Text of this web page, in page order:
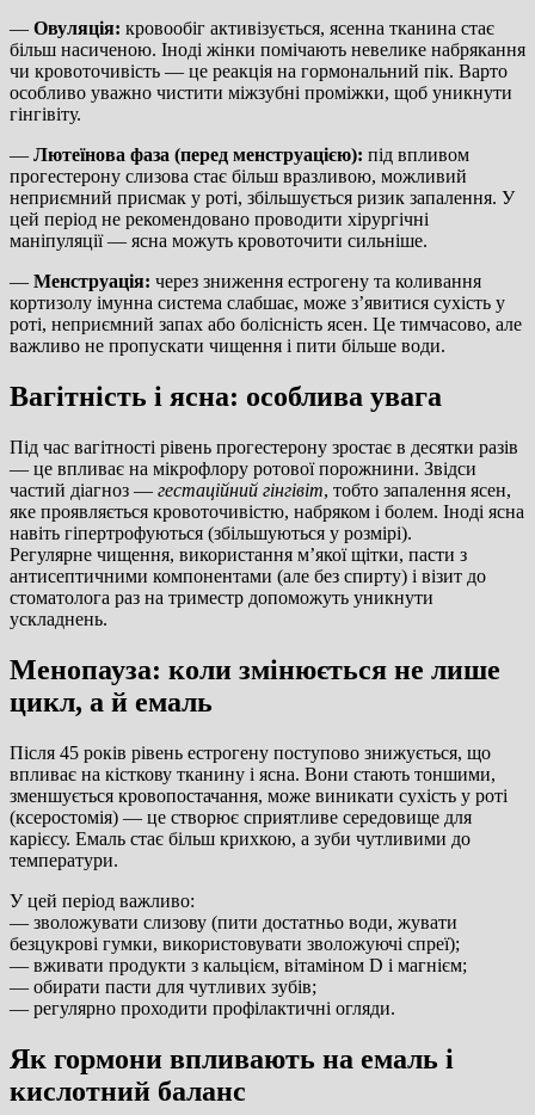
— Овуляція: кровообіг активізується, ясенна тканина стає
більш насиченою. Іноді жінки помічають невелике набрякання
чи кровоточивість — це реакція на гормональний пік. Варто
особливо уважно чистити міжзубні проміжки, щоб уникнути
гінгівіту.
— Лютеїнова фаза (перед менструацією): під впливом
прогестерону слизова стає більш вразливою, можливий
неприємний присмак у роті, збільшується ризик запалення. У
цей період не рекомендовано проводити хірургічні
маніпуляції — ясна можуть кровоточити сильніше.
— Менструація: через зниження естрогену та коливання
кортизолу імунна система слабшає, може з’явитися сухість у
роті, неприємний запах або болісність ясен. Це тимчасово, але
важливо не пропускати чищення і пити більше води.
Вагітність і ясна: особлива увага
Під час вагітності рівень прогестерону зростає в десятки разів
— це впливає на мікрофлору ротової порожнини. Звідси
частий діагноз — гестаційний гінгівіт, тобто запалення ясен,
яке проявляється кровоточивістю, набряком і болем. Іноді ясна
навіть гіпертрофуються (збільшуються у розмірі).
Регулярне чищення, використання м’якої щітки, пасти з
антисептичними компонентами (але без спирту) і візит до
стоматолога раз на триместр допоможуть уникнути
ускладнень.
Менопауза: коли змінюється не лише
цикл, а й емаль
Після 45 років рівень естрогену поступово знижується, що
впливає на кісткову тканину і ясна. Вони стають тоншими,
зменшується кровопостачання, може виникати сухість у роті
(ксеростомія) — це створює сприятливе середовище для
карієсу. Емаль стає більш крихкою, а зуби чутливими до
температури.
У цей період важливо:
— зволожувати слизову (пити достатньо води, жувати
безцукрові гумки, використовувати зволожуючі спреї);
— вживати продукти з кальцієм, вітаміном D і магнієм;
— обирати пасти для чутливих зубів;
— регулярно проходити профілактичні огляди.
Як гормони впливають на емаль і
кислотний баланс